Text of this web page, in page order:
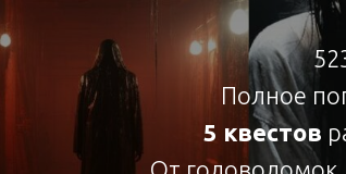
Полное
5 квестов